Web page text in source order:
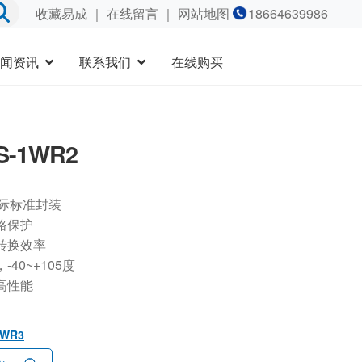
收藏易成｜ 在线留言｜ 网站地图 18664639986
资讯 联系我们 在线购买
1WR2
标准封装
保护
换效率
-40~+105度
性能